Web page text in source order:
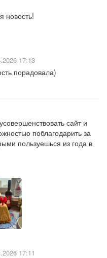
новость!
17:13
порадовала)
сайт и
поблагодарить за
пользуешься из года в
17:11